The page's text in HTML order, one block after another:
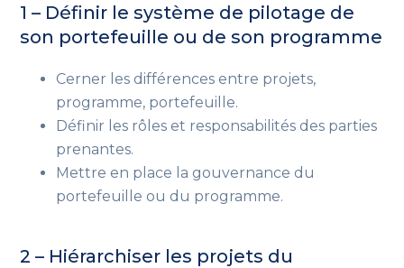
1 – Définir le système de pilotage de
son portefeuille ou de son programme
Cerner les différences entre projets,
programme, portefeuille.
Définir les rôles et responsabilités des parties
prenantes.
Mettre en place la gouvernance du
portefeuille ou du programme.
2 – Hiérarchiser les projets du